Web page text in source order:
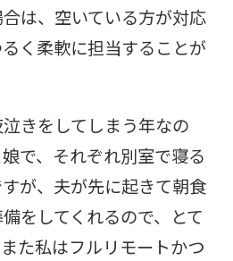
は、空いている方が対応
く柔軟に担当することが
きをしてしまう年なの
で、それぞれ別室で寝る
が、夫が先に起きて朝食
をしてくれるので、とて
た私はフルリモートかつ